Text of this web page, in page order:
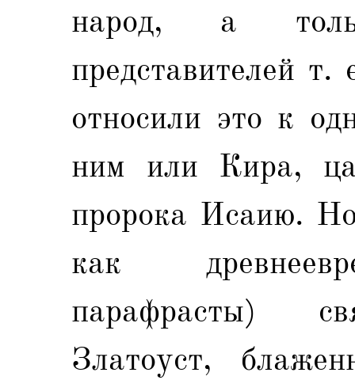
народ, а
представителей
относили это к
ним или Кира,
пророка Исаию.
как
парафрасты)
Златоуст,